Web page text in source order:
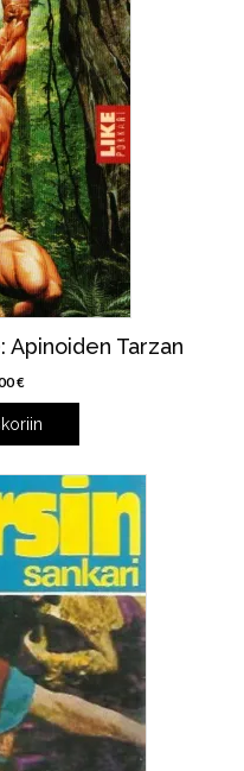
Apinoiden Tarzan
€